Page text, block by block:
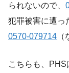
られないので、
犯罪被害に遭っ
0570-079714
こちらも、PHS